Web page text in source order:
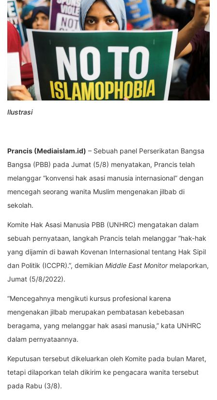
Ilustrasi
Prancis (Mediaislam.id) – Sebuah panel Perserikatan Bangsa
Bangsa (PBB) pada Jumat (5/8) menyatakan, Prancis telah
melanggar “konvensi hak asasi manusia internasional” dengan
mencegah seorang wanita Muslim mengenakan jilbab di
sekolah.
Komite Hak Asasi Manusia PBB (UNHRC) mengatakan dalam
sebuah pernyataan, langkah Prancis telah melanggar “hak-hak
yang dijamin di bawah Kovenan Internasional tentang Hak Sipil
dan Politik (ICCPR).”, demikian Middle East Monitormelaporkan,
Jumat (5/8/2022).
“Mencegahnya mengikuti kursus profesional karena
mengenakan jilbab merupakan pembatasan kebebasan
beragama, yang melanggar hak asasi manusia,” kata UNHRC
dalam pernyataannya.
Keputusan tersebut dikeluarkan oleh Komite pada bulan Maret,
tetapi dilaporkan telah dikirim ke pengacara wanita tersebut
pada Rabu (3/8).